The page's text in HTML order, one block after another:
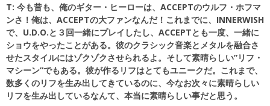
T: 今も昔も、俺のギター・ヒーローは、ACCEPTのウルフ・ホフマ
ンさ！俺は、ACCEPTの大ファンなんだ！これまでに、INNERWISH
で、U.D.O.と３回一緒にプレイしたし、ACCEPTとも一度、一緒に
ショウをやったことがある。彼のクラシック音楽とメタルを融合さ
せたスタイルにはゾクゾクさせられるよ。そして素晴らしい”リフ・
マシーン”でもある。彼が作るリフはとてもユニークだ。これまで、
数多くのリフを生み出してきているのに、今なお次々に素晴らしい
リフを生み出しているなんて、本当に素晴らしい事だと思う。